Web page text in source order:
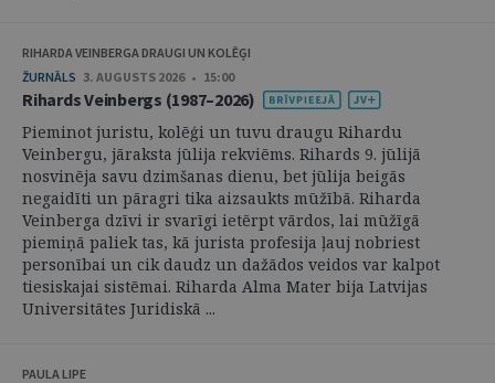
RIHARDA VEINBERGA DRAUGI UN KOLĒĢI
ŽURNĀLS 3. AUGUSTS 2026 • 15:00
Rihards Veinbergs (1987–2026)
Pieminot juristu, kolēģi un tuvu draugu Rihardu
Veinbergu, jāraksta jūlija rekviēms. Rihards 9. jūlijā
nosvinēja savu dzimšanas dienu, bet jūlija beigās
negaidīti un pāragri tika aizsaukts mūžībā. Riharda
Veinberga dzīvi ir svarīgi ietērpt vārdos, lai mūžīgā
piemiņā paliek tas, kā jurista profesija ļauj nobriest
personībai un cik daudz un dažādos veidos var kalpot
tiesiskajai sistēmai. Riharda Alma Mater bija Latvijas
Universitātes Juridiskā ...
PAULA LIPE